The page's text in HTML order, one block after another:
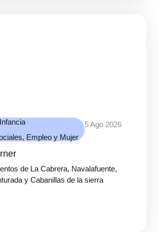
Empleo y Mujer
5 Ago 2026
de La Cabrera, Navalafuente,
y Cabanillas de la sierra